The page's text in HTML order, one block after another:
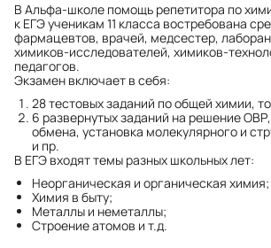
В Альфа-школе помощь репетитора по
к ЕГЭ ученикам 11 класса востребована
фармацевтов, врачей, медсестер,
химиков-исследователей, химиков-
педагогов.
Экзамен включает в себя:
28 тестовых заданий по общей химии,
6 развернутых заданий на решение
обмена, установка молекулярного и
и пр.
В ЕГЭ входят темы разных школьных лет:
Неорганическая и органическая химия;
Химия в быту;
Металлы и неметаллы;
Строение атомов и т.д.